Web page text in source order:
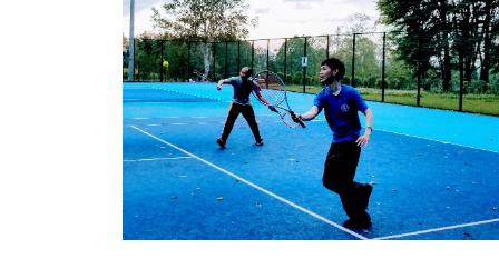
WORKS
ACTION